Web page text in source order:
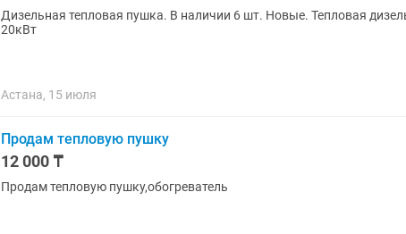
Дизельная тепловая пушка. В наличии 6 шт. Новые. Тепловая
20кВт
Астана, 15 июля
Продам тепловую пушку
12 000 ₸
Продам тепловую пушку,обогреватель